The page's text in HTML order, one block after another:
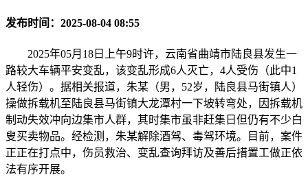
发布时间：2025-08-04 08:55
2025年05月18日上午9时许，云南省曲靖市陆良县发生一
路较大车辆平安变乱，该变乱形成6人灭亡，4人受伤（此中1
人轻伤）。据相关报道，朱某（男，52岁，陆良县马街镇人）
操做拆载机至陆良县马街镇大龙潭村一下坡转弯处，因拆载机
制动失效冲向边集市人群，其时集市虽非赶集日但仍有不少白
叟买卖物品。经检测，朱某解除酒驾、毒驾环境。目前，案件
正正在打点中，伤员救治、变乱查询拜访及善后措置工做正依
法有序开展。